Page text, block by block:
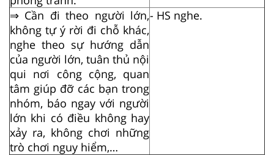
⇒ Cần đi theo người lớn,
không tự ý rời đi chỗ khác,
nghe theo sự hướng dẫn
của người lớn, tuân thủ nội
qui nơi công cộng, quan
tâm giúp đỡ các bạn trong
nhóm, báo ngay với người
lớn khi có điều không hay
xảy ra, không chơi những
trò chơi nguy hiểm,…
- HS nghe.